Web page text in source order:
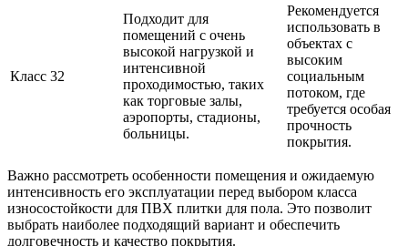
Класс 32
Подходит для
помещений с очень
высокой нагрузкой и
интенсивной
проходимостью, таких
как торговые залы,
аэропорты, стадионы,
больницы.
Рекомендуется
использовать в
объектах с
высоким
социальным
потоком, где
требуется особая
прочность
покрытия.
Важно рассмотреть особенности помещения и ожидаемую
интенсивность его эксплуатации перед выбором класса
износостойкости для ПВХ плитки для пола. Это позволит
выбрать наиболее подходящий вариант и обеспечить
долговечность и качество покрытия.